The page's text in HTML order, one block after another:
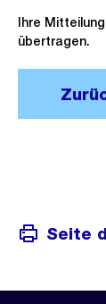
Ihre
übertragen.
Seite